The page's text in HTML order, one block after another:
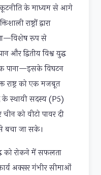
के माध्यम से आगे
राष्ट्रों द्वारा
रूप से
और द्वितीय विश्व युद्ध
पाना—इसके विघटन
राष्ट्र को एक मजबूत
के स्थायी सदस्य (P5)
को वीटो पावर दी
से बचा जा सके।
को रोकने में सफलता
अक्सर गंभीर सीमाओं